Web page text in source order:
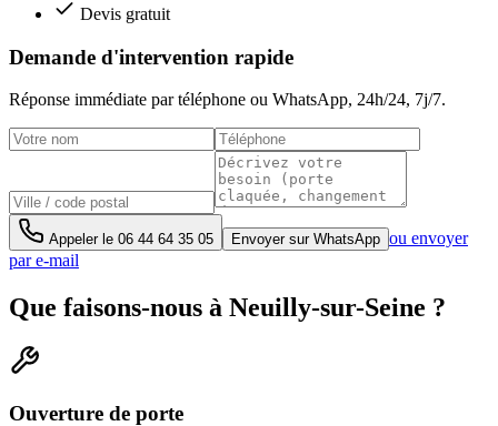
Devis gratuit
Demande d'intervention rapide
Réponse immédiate par téléphone ou WhatsApp, 24h/24, 7j/7.
Appeler le 06 44 64 35 05 Envoyer sur WhatsApp ou envoyer
par e-mail
Que faisons-nous à Neuilly-sur-Seine ?
Ouverture de porte